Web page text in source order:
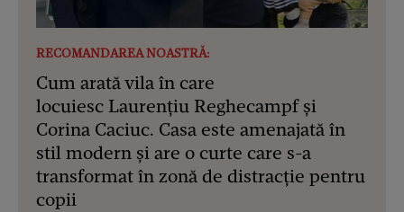
RECOMANDAREA NOASTRĂ:
Cum arată vila în care
locuiesc Laurențiu Reghecampf și
Corina Caciuc. Casa este amenajată în
stil modern și are o curte care s-a
transformat în zonă de distracție pentru
copii